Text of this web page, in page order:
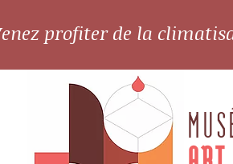
profiter de la